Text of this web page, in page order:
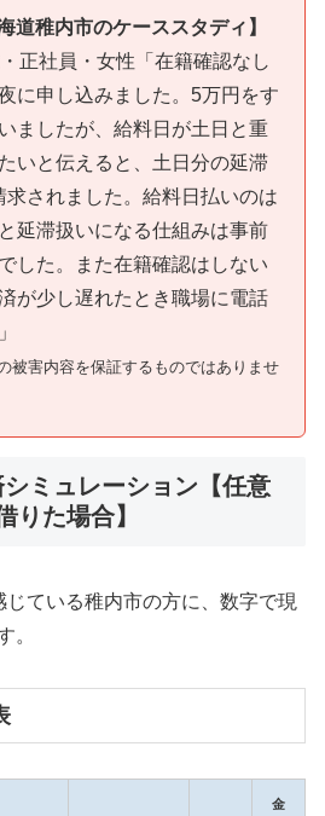
道稚内市のケーススタディ】
正社員・女性「在籍確認なし
に申し込みました。5万円をす
ましたが、給料日が土日と重
いと伝えると、土日分の延滞
されました。給料日払いのは
延滞扱いになる仕組みは事前
した。また在籍確認はしない
が少し遅れたとき職場に電話
被害内容を保証するものではありませ
ミュレーション【任意
りた場合】
じている稚内市の方に、数字で現
。
金